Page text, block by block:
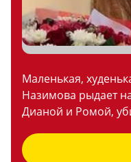
Маленькая,
Назимова рыдает
Дианой и Ромой,